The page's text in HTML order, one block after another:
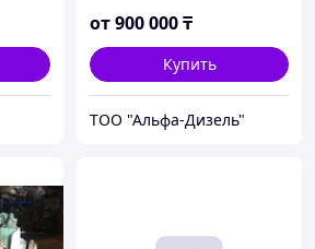
от900 000₸
Купить
ТОО "Альфа-Дизель"